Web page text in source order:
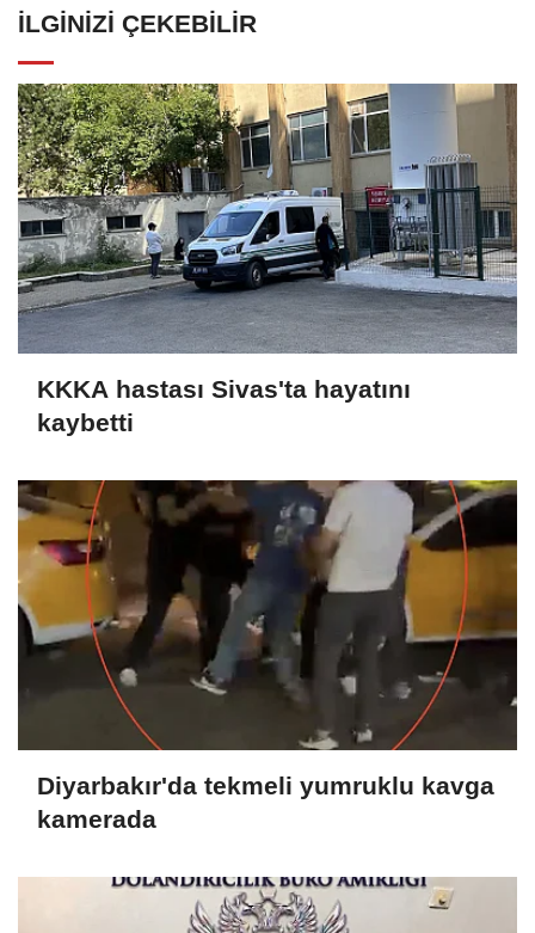
İLGINIZI ÇEKEBILIR
KKKA hastası Sivas'ta hayatını
kaybetti
Diyarbakır'da tekmeli yumruklu kavga
kamerada